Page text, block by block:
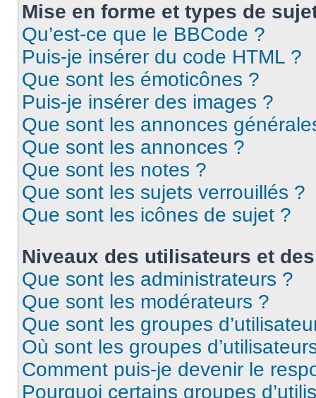
Mise en forme et types de
Qu’est-ce que le BBCode ?
Puis-je insérer du code HTML ?
Que sont les émoticônes ?
Puis-je insérer des images ?
Que sont les annonces
Que sont les annonces ?
Que sont les notes ?
Que sont les sujets verrouillés ?
Que sont les icônes de sujet ?
Niveaux des utilisateurs et
Que sont les administrateurs ?
Que sont les modérateurs ?
Que sont les groupes
Où sont les groupes
Comment puis-je devenir le
Pourquoi certains groupes